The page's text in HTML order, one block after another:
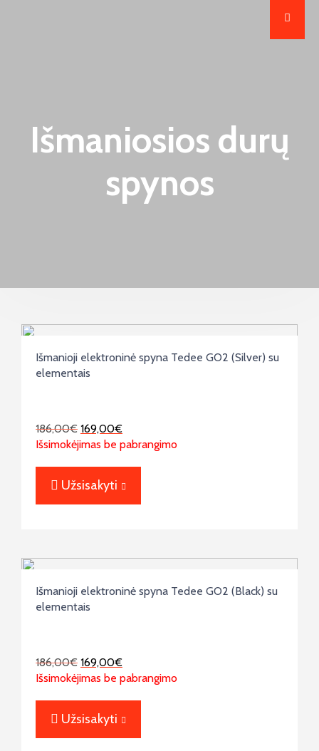
Išmaniosios durų
spynos
Išmanioji elektroninė spyna Tedee GO2 (Silver) su
elementais
186,00€ 169,00€
Išsimokėjimas be pabrangimo
Užsisakyti
Išmanioji elektroninė spyna Tedee GO2 (Black) su
elementais
186,00€ 169,00€
Išsimokėjimas be pabrangimo
Užsisakyti